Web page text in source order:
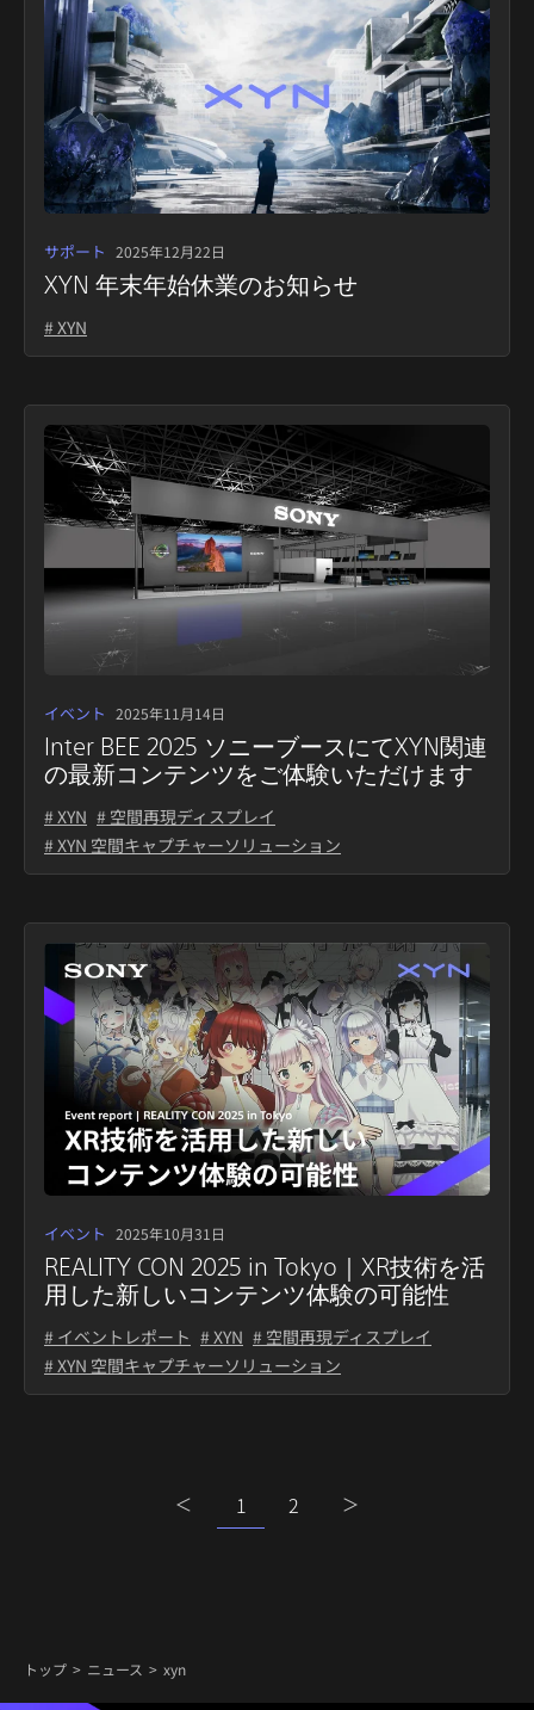
サポート 2025年12月22日
XYN 年末年始休業のお知らせ
# XYN
イベント 2025年11月14日
Inter BEE 2025 ソニーブースにてXYN関連
の最新コンテンツをご体験いただけます
# XYN # 空間再現ディスプレイ
# XYN 空間キャプチャーソリューション
イベント 2025年10月31日
REALITY CON 2025 in Tokyo｜XR技術を活
用した新しいコンテンツ体験の可能性
# イベントレポート # XYN # 空間再現ディスプレイ
# XYN 空間キャプチャーソリューション
1 2
トップ ニュース xyn